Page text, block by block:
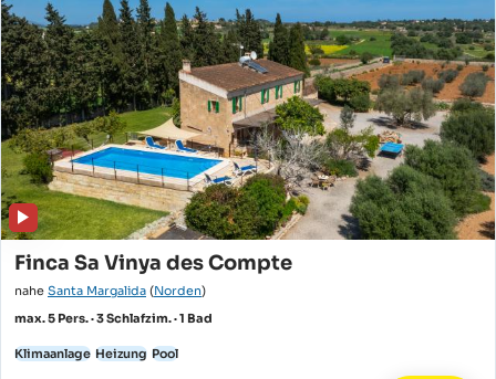
Finca Sa Vinya des Compte
nahe Santa Margalida (Norden)
max. 5 Pers. · 3 Schlafzim. · 1 Bad
Klimaanlage Heizung Pool